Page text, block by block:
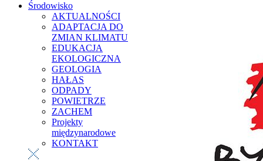
Środowisko
AKTUALNOŚCI
ADAPTACJA DO
ZMIAN KLIMATU
EDUKACJA
EKOLOGICZNA
GEOLOGIA
HAŁAS
ODPADY
POWIETRZE
ZACHEM
Projekty
międzynarodowe
KONTAKT